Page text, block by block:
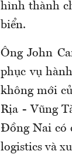
hình thành
biển.
Ông John
phục vụ
không mới
Rịa - Vũng
Đồng Nai có
logistics và